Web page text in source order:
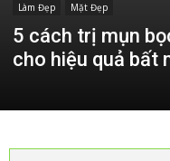
Làm Đẹp Mặt Đẹp
5 cách trị mụn
cho hiệu quả bất